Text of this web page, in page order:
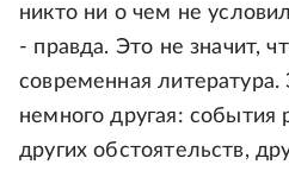
никто ни о чем не
- правда. Это не значит,
современная
немного другая: события
других обстоятельств,